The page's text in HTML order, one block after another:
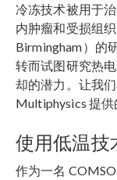
冷冻技术被用于
内肿瘤和受损组
Birmingham）的
转而试图研究热
却的潜力。让我
Multiphysics 提供
使用低温技
作为一名